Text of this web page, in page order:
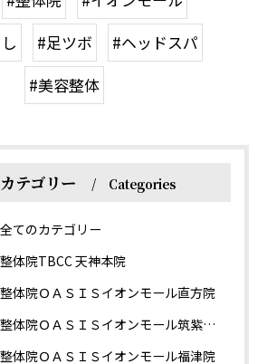
#足ツボ
#ヘッドスパ
#美容整体
カテゴリー Categories
全てのカテゴリー
整体院TBCC 天神本院
整体院ＯＡＳＩＳイオンモール直方院
整体院ＯＡＳＩＳイオンモール筑紫野院
整体院ＯＡＳＩＳイオンモール福津院